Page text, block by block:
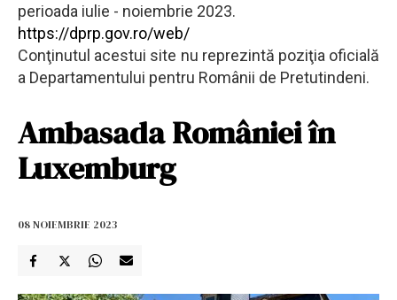
perioada iulie - noiembrie 2023.
https://dprp.gov.ro/web/
Conţinutul acestui site nu reprezintă poziţia oficială
a Departamentului pentru Românii de Pretutindeni.
Ambasada României în
Luxemburg
08 NOIEMBRIE 2023